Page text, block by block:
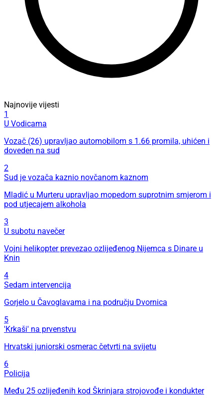
Najnovije vijesti
1
U Vodicama
Vozač (26) upravljao automobilom s 1.66 promila, uhićen i
doveden na sud
2
Sud je vozača kaznio novčanom kaznom
Mladić u Murteru upravljao mopedom suprotnim smjerom i
pod utjecajem alkohola
3
U subotu navečer
Vojni helikopter prevezao ozlijeđenog Nijemca s Dinare u
Knin
4
Sedam intervencija
Gorjelo u Čavoglavama i na području Dvornica
5
'Krkaši' na prvenstvu
Hrvatski juniorski osmerac četvrti na svijetu
6
Policija
Među 25 ozlijeđenih kod Škrinjara strojovođe i kondukter